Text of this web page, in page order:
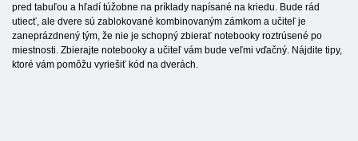
pred tabuľou a hľadí túžobne na príklady napísané na kriedu. Bude rád
utiecť, ale dvere sú zablokované kombinovaným zámkom a učiteľ je
zaneprázdnený tým, že nie je schopný zbierať notebooky roztrúsené po
miestnosti. Zbierajte notebooky a učiteľ vám bude veľmi vďačný. Nájdite tipy,
ktoré vám pomôžu vyriešiť kód na dverách.